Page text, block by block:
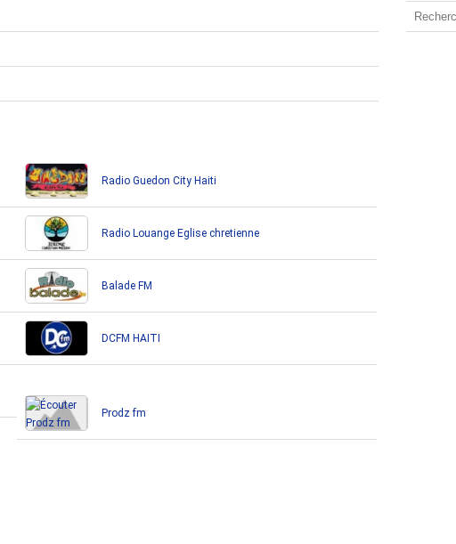
Radio Guedon City Haiti
Radio Louange Eglise chretienne
Balade FM
DCFM HAITI
Prodz fm